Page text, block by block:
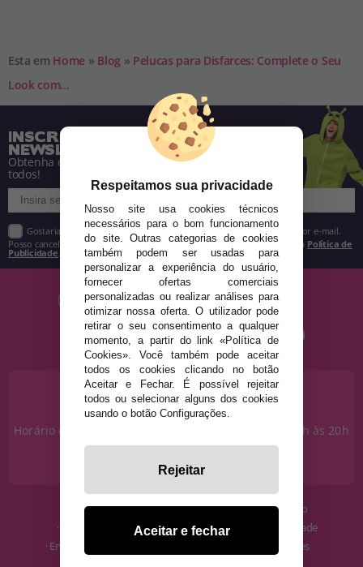
Esta em Home » Blog » Pelucas para Disfarces: Complete o Seu
Look com...
INSCREVA-SE NA NOSSA
NEWSLETTER
Obtenha descontos e saiba de tudo antes de
todos!
Gostaria de receber descontos exclusivos, novidades e tendências por e-mail.
Posso cancelar a inscrição a qualquer momento, conforme estipulado na Política de
Publicidade
PRECISA DE AJUDA?
915 793 695
Horário de segunda a sexta das 10h às 14h e das 17h às 20h
Sábados das 10h às 14h.
info@disfracestuyyo.pt
· Quem somos
· Como comprar
· Envios e Devoluções
· Condições de uso
· Política de Privacidade
· Política de Cookies
Respeitamos sua privacidade
Nosso site usa cookies técnicos
necessários para o bom funcionamento
do site. Outras categorias de cookies
também podem ser usadas para
personalizar a experiência do usuário,
fornecer ofertas comerciais
personalizadas ou realizar análises para
otimizar nossa oferta. O utilizador pode
retirar o seu consentimento a qualquer
momento, a partir do link «Política de
Cookies». Você também pode aceitar
todos os cookies clicando no botão
Aceitar e Fechar. É possível rejeitar
todos ou selecionar alguns dos cookies
usando o botão Configurações.
Rejeitar
Aceitar e fechar